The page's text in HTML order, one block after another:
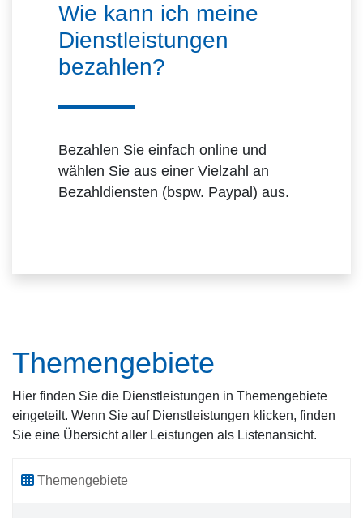
Wie kann ich meine
Dienstleistungen
bezahlen?
Bezahlen Sie einfach online und
wählen Sie aus einer Vielzahl an
Bezahldiensten (bspw. Paypal) aus.
Themengebiete
Hier finden Sie die Dienstleistungen in Themengebiete
eingeteilt. Wenn Sie auf Dienstleistungen klicken, finden
Sie eine Übersicht aller Leistungen als Listenansicht.
Themengebiete